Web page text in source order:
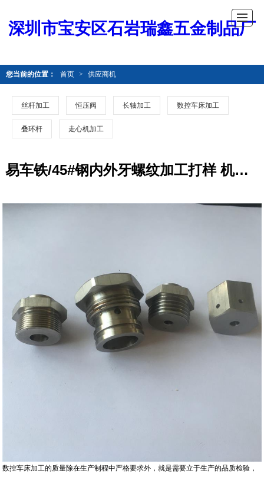
深圳市宝安区石岩瑞鑫五金制品厂
您当前的位置： 首页 > 供应商机
丝杆加工 恒压阀 长轴加工 数控车床加工
叠环杆 走心机加工
易车铁/45#钢内外牙螺纹加工打样 机械非标零件加工 数控车床加工 来图来样
数控车床加工的质量除在生产制程中严格要求外，就是需要立于生产的品质检验，